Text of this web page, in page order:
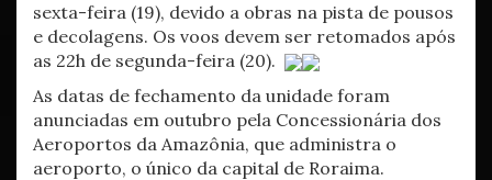
sexta-feira (19), devido a obras na pista de pousos
e decolagens. Os voos devem ser retomados após
as 22h de segunda-feira (20).
As datas de fechamento da unidade foram
anunciadas em outubro pela Concessionária dos
Aeroportos da Amazônia, que administra o
aeroporto, o único da capital de Roraima.